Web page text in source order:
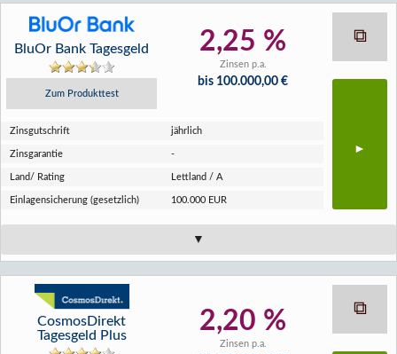
BluOr Bank Tagesgeld
Zum Produkttest
2,25 %
Zinsen p.a.
bis 100.000,00 €
Zins­gutschrift jährlich
Zins­garantie -
Land/ Rating Lettland / A
Einlagen­sicherung (gesetzlich) 100.000 EUR
CosmosDirekt
Tagesgeld Plus
2,20 %
Zinsen p.a.